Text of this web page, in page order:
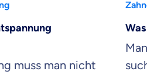
muss man nicht